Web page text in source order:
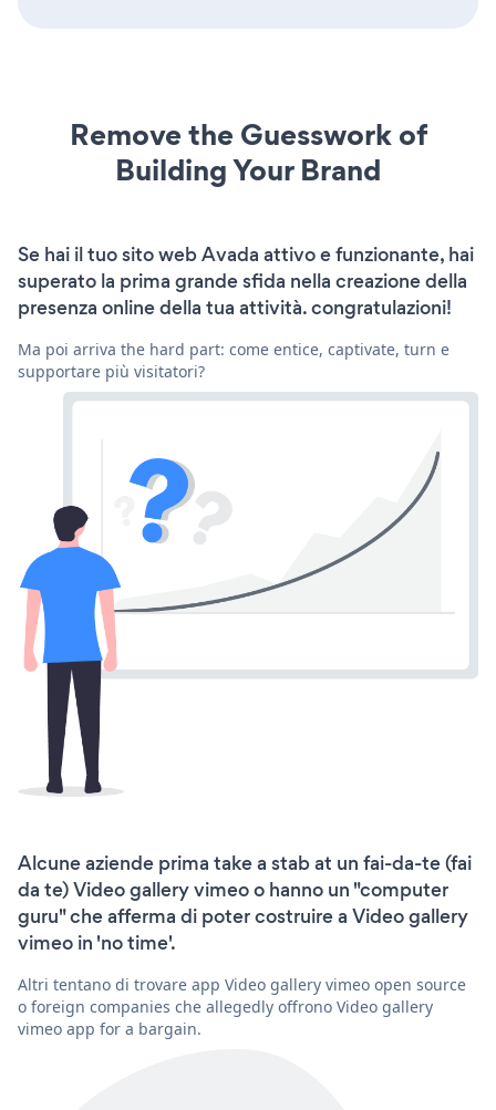
Remove the Guesswork of
Building Your Brand
Se hai il tuo sito web Avada attivo e funzionante, hai
superato la prima grande sfida nella creazione della
presenza online della tua attività. congratulazioni!
Ma poi arriva the hard part: come entice, captivate, turn e
supportare più visitatori?
Alcune aziende prima take a stab at un fai-da-te (fai
da te) Video gallery vimeo o hanno un "computer
guru" che afferma di poter costruire a Video gallery
vimeo in 'no time'.
Altri tentano di trovare app Video gallery vimeo open source
o foreign companies che allegedly offrono Video gallery
vimeo app for a bargain.